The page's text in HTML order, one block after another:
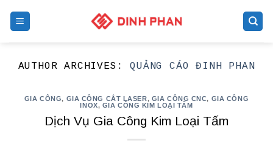
AUTHOR ARCHIVES:QUẢNG CÁO ĐINH PHAN
GIA CÔNG, GIA CÔNG CẮT LASER, GIA CÔNG CNC, GIA CÔNG
INOX, GIA CÔNG KIM LOẠI TẤM
Dịch Vụ Gia Công Kim Loại Tấm